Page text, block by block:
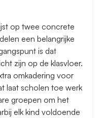
op twee concrete
een belangrijke
is dat
zijn op de klasvloer.
omkadering voor
laat scholen toe werk
groepen om het
elk kind voldoende